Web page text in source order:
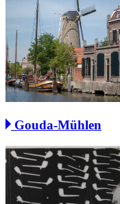
Gouda-Mühlen